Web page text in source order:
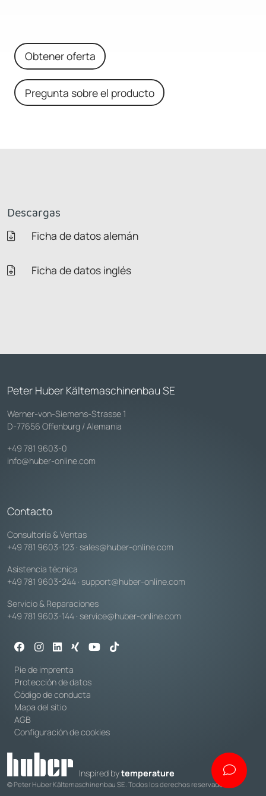
Obtener oferta
Pregunta sobre el producto
Descargas
Ficha de datos alemán
Ficha de datos inglés
Peter Huber Kältemaschinenbau SE
Werner-von-Siemens-Strasse 1
D-77656 Offenburg / Alemania
+49 781 9603-0
info@huber-online.com
Contacto
Consultoría & Ventas
+49 781 9603-123 · sales@huber-online.com
Asistencia técnica
+49 781 9603-244 · support@huber-online.com
Servicio & Reparaciones
+49 781 9603-144 · service@huber-online.com
Pie de imprenta
Protección de datos
Código de conducta
Mapa del sitio
AGB
Configuración de cookies
Inspired bytemperature
© Peter Huber Kältemaschinenbau SE. Todos los derechos reservados